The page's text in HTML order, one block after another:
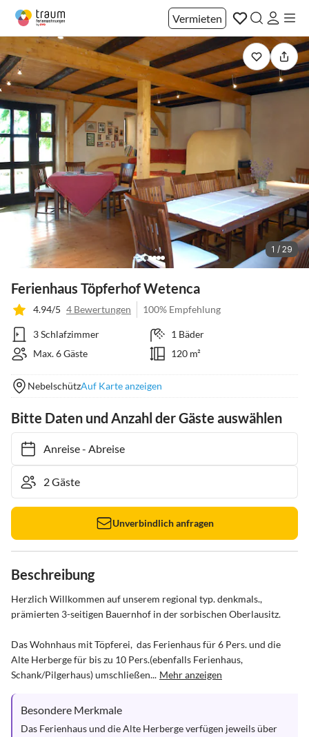
Vermieten
1 / 29
Ferienhaus Töpferhof Wetenca
4.94/5 4 Bewertungen 100% Empfehlung
3 Schlafzimmer
1 Bäder
Max. 6 Gäste
120 m²
NebelschützAuf Karte anzeigen
Bitte Daten und Anzahl der Gäste auswählen
Anreise- Abreise
Unverbindlich anfragen
Beschreibung
Herzlich Willkommen auf unserem regional typ. denkmals.,
prämierten 3-seitigen Bauernhof in der sorbischen Oberlausitz.
Das Wohnhaus mit Töpferei,  das Ferienhaus für 6 Pers. und die
Alte Herberge für bis zu 10 Pers.(ebenfalls Ferienhaus,
Schank/Pilgerhaus) umschließen... Mehr anzeigen
Besondere Merkmale
Das Ferienhaus und die Alte Herberge verfügen jeweils über